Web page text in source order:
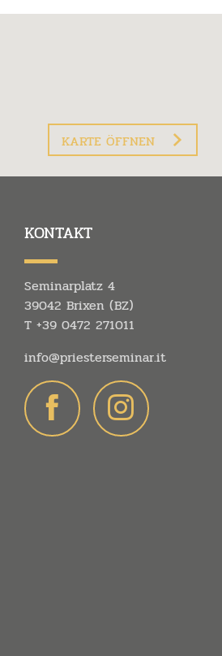
KARTE ÖFFNEN
KONTAKT
Seminarplatz 4
39042 Brixen (BZ)
T +39 0472 271011
info@priesterseminar.it